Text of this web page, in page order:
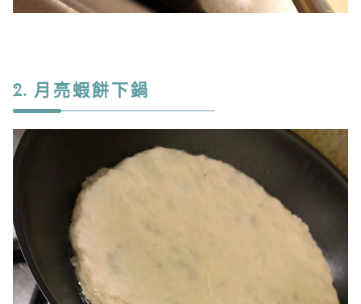
2. 月亮蝦餅下鍋